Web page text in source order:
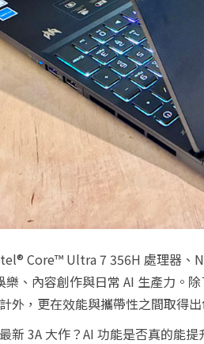
Core™ Ultra 7 356H 處理器、
、內容創作與日常 AI 生產力。
，更在效能與攜帶性之間取得出
新 3A 大作？AI 功能是否真的能